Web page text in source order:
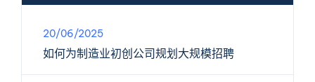
如何为制造业初创公司规划大规模招聘
20/06/2025